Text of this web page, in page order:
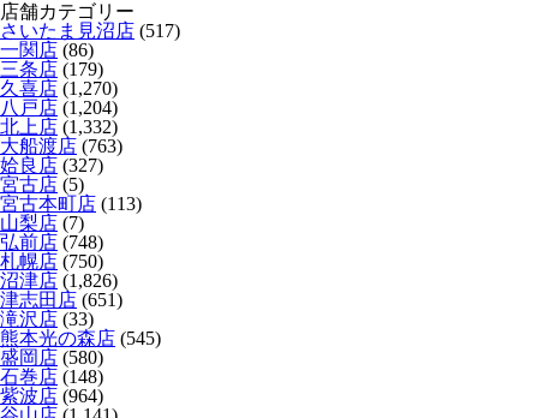
店舗カテゴリー
さいたま見沼店 (517)
一関店 (86)
三条店 (179)
久喜店 (1,270)
八戸店 (1,204)
北上店 (1,332)
大船渡店 (763)
姶良店 (327)
宮古店 (5)
宮古本町店 (113)
山梨店 (7)
弘前店 (748)
札幌店 (750)
沼津店 (1,826)
津志田店 (651)
滝沢店 (33)
熊本光の森店 (545)
盛岡店 (580)
石巻店 (148)
紫波店 (964)